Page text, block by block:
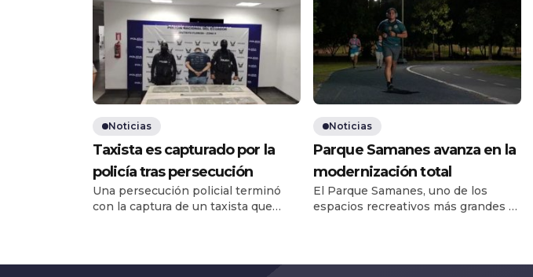
Noticias
Taxista es capturado por la
policía tras persecución
Una persecución policial terminó
con la captura de un taxista que
de Operaciones Motorizadas (GOM)
Noticias
Parque Samanes avanza en la
modernización total
El Parque Samanes, uno de los
espacios recreativos más grandes y
Municipio de Guayaquil, a través de